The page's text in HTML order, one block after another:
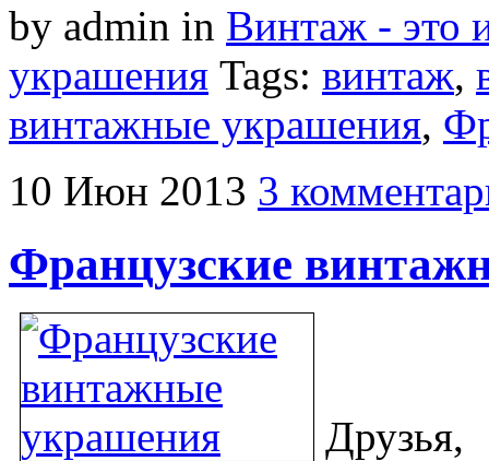
by admin in Винтаж - это
украшения Tags: винтаж,
винтажные украшения,
10 Июн 2013 3
Французские